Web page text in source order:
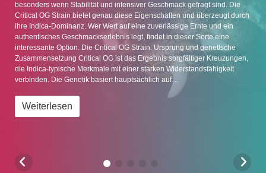
Alltag
Sport
Datenschutz
Impressum
besonders wenn Stabilität und intensiver Geschmack gefragt sind. Die
Critical OG Strain bietet genau diese Eigenschaften und überzeugt durch
ihre Indica-Dominanz. Wer Wert auf eine zuverlässige Ernte und ein
authentisches Geschmackserlebnis legt, findet in dieser Sorte eine
interessante Option. Die Critical OG Strain: Ursprung und genetische
Zusammensetzung Critical OG ist das Ergebnis sorgfältiger Kreuzungen,
die Indica-typische Merkmale mit einer starken Widerstandsfähigkeit
verbinden. Die Genetik basiert hauptsächlich auf…
Weiterlesen